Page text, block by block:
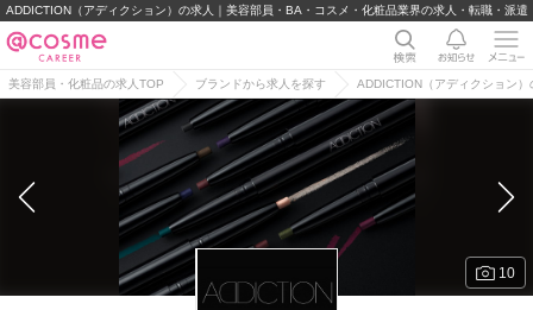
ADDICTION（アディクション）の求人｜美容部員・BA・コスメ・化粧品業界の求人・転職・派遣
美容部員・化粧品の求人TOP ブランドから求人を探す ADDICTION（アディクション）
10